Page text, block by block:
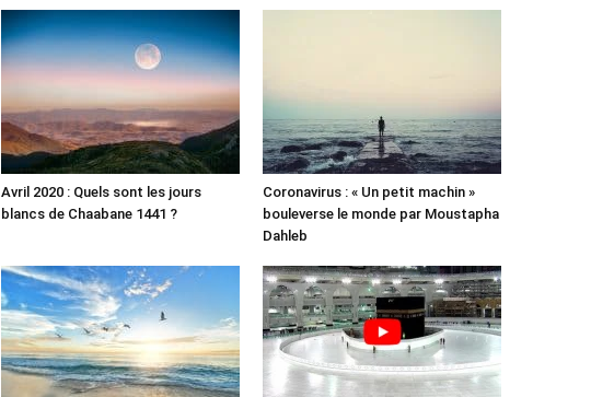
Avril 2020 : Quels sont les jours
blancs de Chaabane 1441 ?
Coronavirus : « Un petit machin »
bouleverse le monde par Moustapha
Dahleb